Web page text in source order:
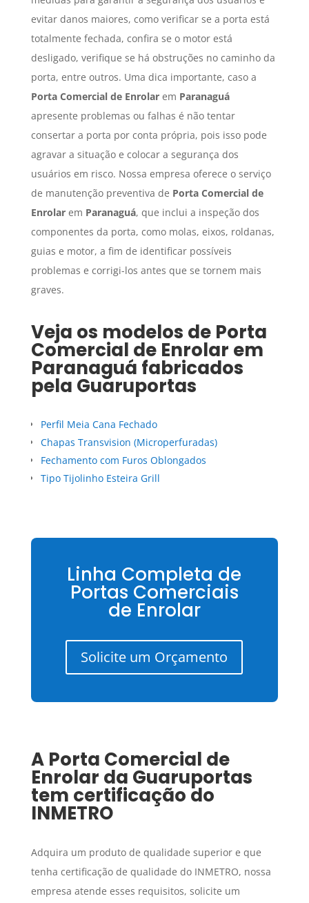
evitar danos maiores, como verificar se a porta está
totalmente fechada, confira se o motor está
desligado, verifique se há obstruções no caminho da
porta, entre outros. Uma dica importante, caso a
Porta Comercial de Enrolarem Paranaguá
apresente problemas ou falhas é não tentar
consertar a porta por conta própria, pois isso pode
agravar a situação e colocar a segurança dos
usuários em risco. Nossa empresa oferece o serviço
de manutenção preventiva de Porta Comercial de
Enrolarem Paranaguá, que inclui a inspeção dos
componentes da porta, como molas, eixos, roldanas,
guias e motor, a fim de identificar possíveis
problemas e corrigi-los antes que se tornem mais
graves.
Veja os modelos de Porta
Comercial de Enrolar em
Paranaguá fabricados
pela Guaruportas
Perfil Meia Cana Fechado
Chapas Transvision (Microperfuradas)
Fechamento com Furos Oblongados
Tipo Tijolinho Esteira Grill
Linha Completa de
Portas Comerciais
de Enrolar
Solicite um Orçamento
A Porta Comercial de
Enrolar da Guaruportas
tem certificação do
INMETRO
Adquira um produto de qualidade superior e que
tenha certificação de qualidade do INMETRO, nossa
empresa atende esses requisitos, solicite um